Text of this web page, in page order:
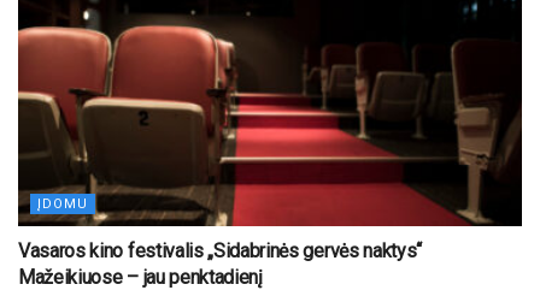
ĮDOMU
Vasaros kino festivalis „Sidabrinės gervės naktys“
Mažeikiuose – jau penktadienį